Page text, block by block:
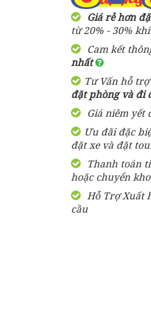
Giá rẻ hơn
từ 20% - 30%
Cam kết
nhất
Tư Vấn hỗ
đặt phòng và đi
Giá niêm yết
Ưu đãi đặc
đặt xe và đặt
Thanh toán
hoặc chuyển
Hỗ Trợ Xuất
cầu